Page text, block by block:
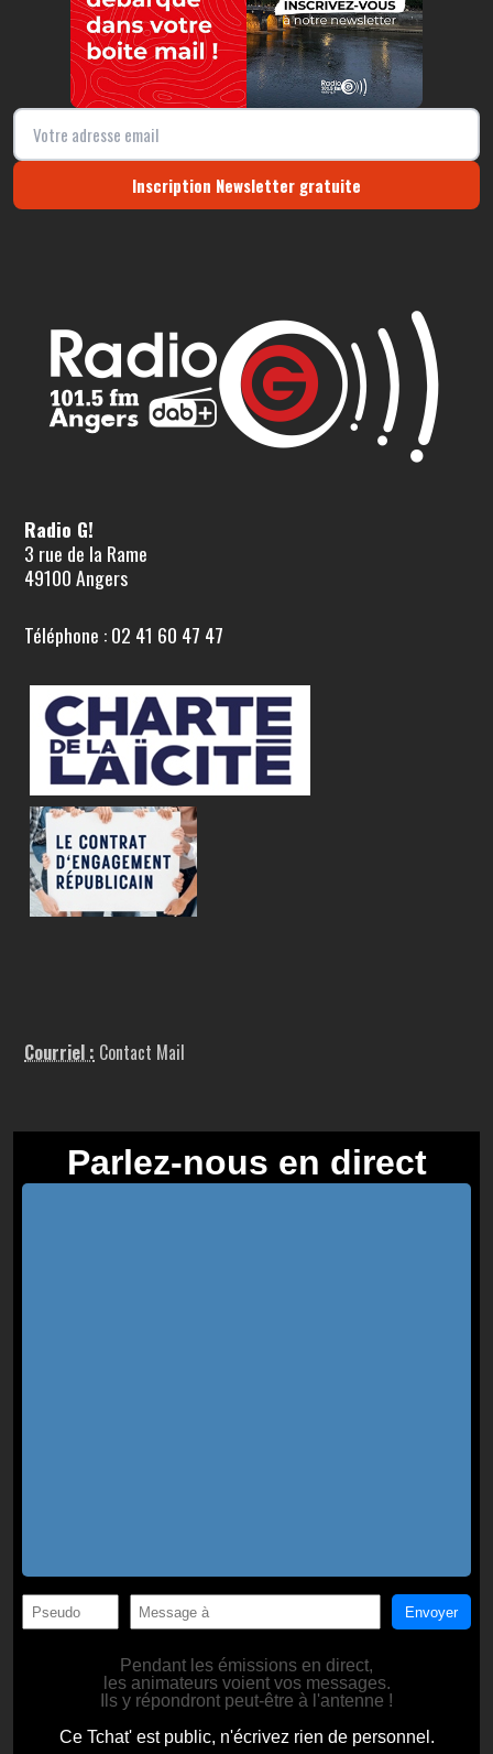
Inscription Newsletter gratuite
Radio G!
3 rue de la Rame
49100 Angers
Téléphone : 02 41 60 47 47
Courriel : Contact Mail